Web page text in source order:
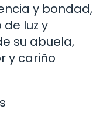
y bondad,
luz y
su abuela,
y cariño